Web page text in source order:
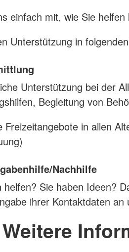
einfach mit, wie Sie
Unterstützung in
Unterstützung bei der
Begleitung von
Freizeitangebote in allen
Nachhilfe
helfen? Sie haben Ideen?
ihrer Kontaktdaten an
Weitere